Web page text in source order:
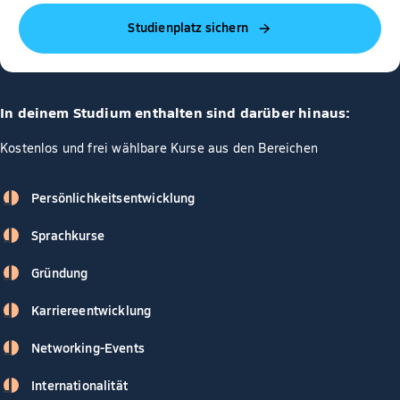
Studienplatz sichern
In deinem Studium enthalten sind darüber hinaus:
Kostenlos und frei wählbare Kurse aus den Bereichen
Persönlichkeitsentwicklung
Sprachkurse
Gründung
Karriereentwicklung
Networking-Events
Internationalität